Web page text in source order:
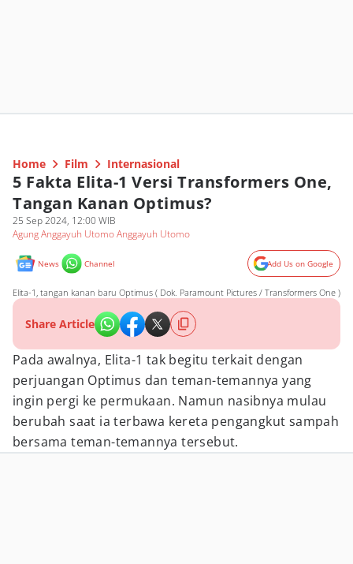
Home Film Internasional
5 Fakta Elita-1 Versi Transformers One,
Tangan Kanan Optimus?
25 Sep 2024, 12:00 WIB
Agung Anggayuh Utomo Anggayuh Utomo
News Channel Add Us on Google
Elita-1, tangan kanan baru Optimus ( Dok. Paramount Pictures / Transformers One )
Share Article
Pada awalnya, Elita-1 tak begitu terkait dengan
perjuangan Optimus dan teman-temannya yang
ingin pergi ke permukaan. Namun nasibnya mulau
berubah saat ia terbawa kereta pengangkut sampah
bersama teman-temannya tersebut.